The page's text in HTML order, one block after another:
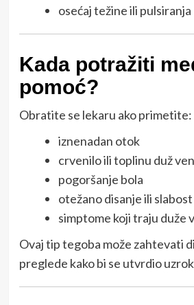
osećaj težine ili pulsiranja
Kada potražiti
pomoć?
Obratite se lekaru ako primetite:
iznenadan otok
crvenilo ili toplinu duž
pogoršanje bola
otežano disanje ili slabost
simptome koji traju duže
Ovaj tip tegoba može zahtevati
preglede kako bi se utvrdio